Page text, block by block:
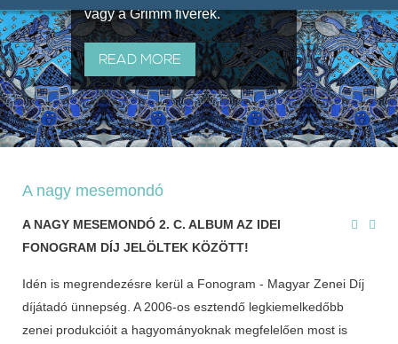
vagy a Grimm fivérek.
READ MORE
A nagy mesemondó
A NAGY MESEMONDÓ 2. C. ALBUM AZ IDEI
FONOGRAM DÍJ JELÖLTEK KÖZÖTT!
Idén is megrendezésre kerül a Fonogram - Magyar Zenei Díj
díjátadó ünnepség. A 2006-os esztendő legkiemelkedőbb
zenei produkcióit a hagyományoknak megfelelően most is